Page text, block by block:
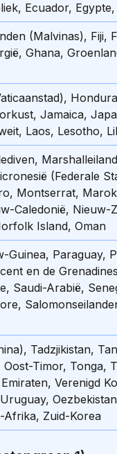
Ecuador,
(Malvinas), Fiji,
Ghana,
Jamaica,
Laos, Lesotho,
(Federale
Montserrat,
Caledonië, Nieuw-
Island, Oman
Guinea, Paraguay,
en de
Saudi-Arabië,
Tadzjikistan,
Timor, Tonga,
Verenigd
Afrika, Zuid-Korea